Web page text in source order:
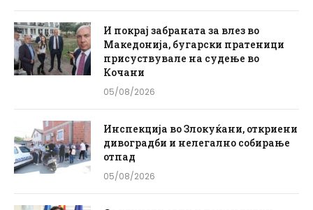
И покрај забраната за влез во
Македонија, бугарски пратеници
присуствувале на судење во
Кочани
05/08/2026
Инспекција во Злокуќани, откриени
дивоградби и нелегално собирање
отпад
05/08/2026